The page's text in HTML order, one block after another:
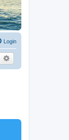
Login
Cerca